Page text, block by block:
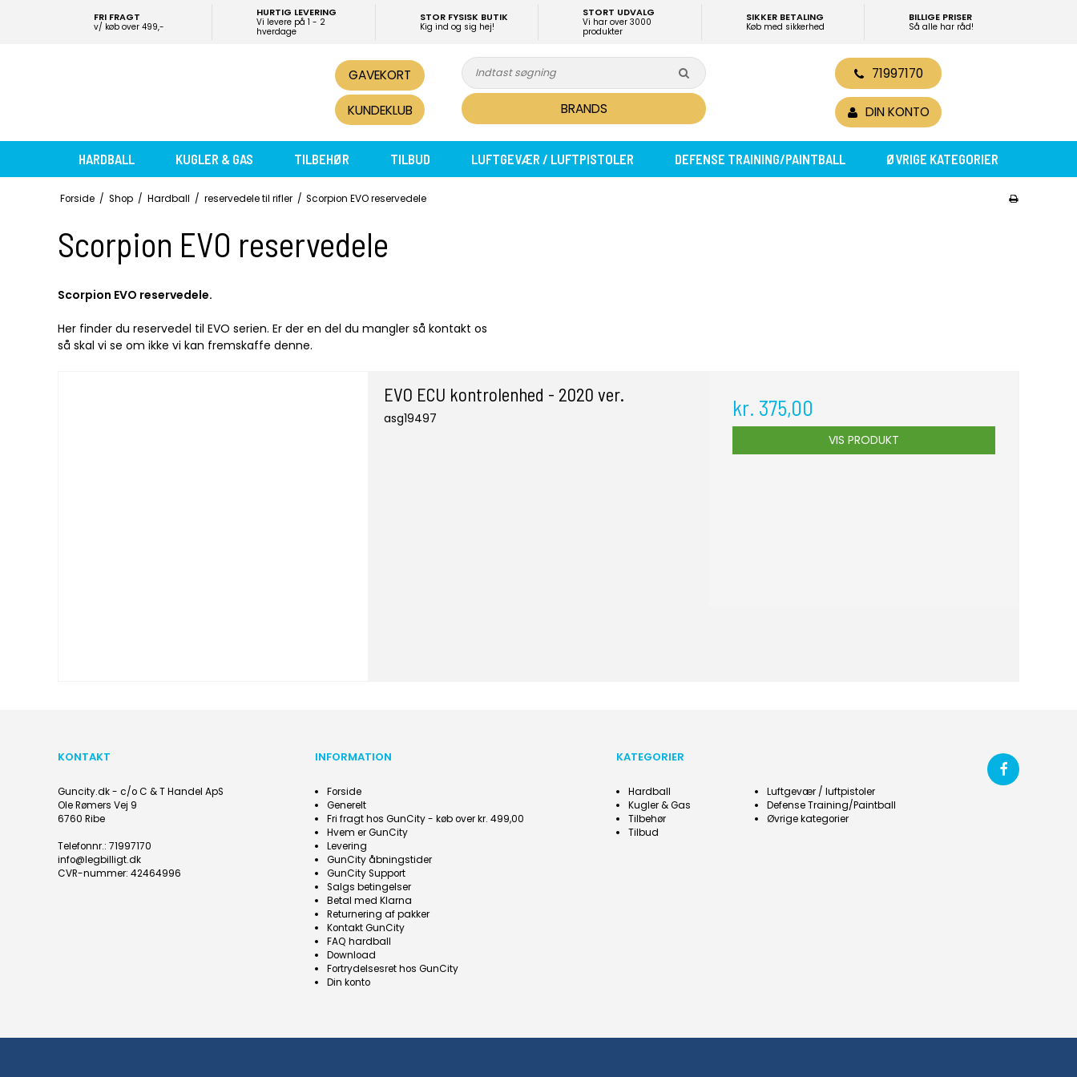
FRI FRAGT
v/ køb over 499,-
HURTIG LEVERING
Vi levere på 1 - 2
hverdage
STOR FYSISK BUTIK
Kig ind og sig hej!
STORT UDVALG
Vi har over 3000
produkter
SIKKER BETALING
Køb med sikkerhed
BILLIGE PRISER
Så alle har råd!
GAVEKORT
KUNDEKLUB BRANDS
71997170
DIN KONTO
HARDBALL KUGLER & GAS TILBEHØR TILBUD LUFTGEVÆR / LUFTPISTOLER DEFENSE TRAINING/PAINTBALL ØVRIGE KATEGORIER
Forside / Shop / Hardball / reservedele til rifler / Scorpion EVO reservedele
Scorpion EVO reservedele
Scorpion EVO reservedele.
Her finder du reservedel til EVO serien. Er der en del du mangler så kontakt os
så skal vi se om ikke vi kan fremskaffe denne.
EVO ECU kontrolenhed - 2020 ver.
asg19497 kr. 375,00
VIS PRODUKT
KONTAKT
Guncity.dk - c/o C & T Handel ApS
Ole Rømers Vej 9
6760 Ribe
Telefonnr.: 71997170
info@legbilligt.dk
CVR-nummer: 42464996
INFORMATION
Forside
Generelt
Fri fragt hos GunCity - køb over kr. 499,00
Hvem er GunCity
Levering
GunCity åbningstider
GunCity Support
Salgs betingelser
Betal med Klarna
Returnering af pakker
Kontakt GunCity
FAQ hardball
Download
Fortrydelsesret hos GunCity
Din konto
KATEGORIER
Hardball
Kugler & Gas
Tilbehør
Tilbud
Luftgevær / luftpistoler
Defense Training/Paintball
Øvrige kategorier